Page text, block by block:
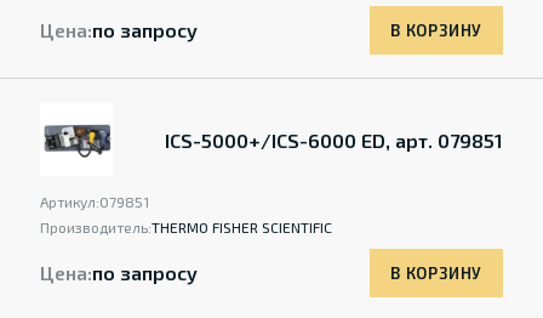
Цена:по запросу В КОРЗИНУ
ICS-5000+/ICS-6000 ED, арт. 079851
Артикул:079851
Производитель:THERMO FISHER SCIENTIFIC
Цена:по запросу В КОРЗИНУ